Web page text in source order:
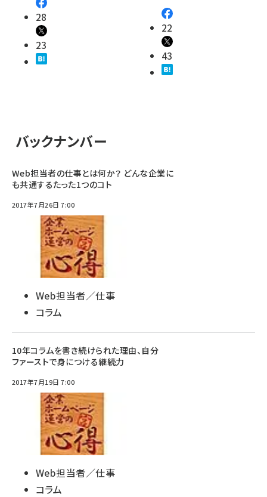
28
23
22
43
バックナンバー
Web担当者の仕事とは何か？ どんな企業に
も共通するたった1つのコト
2017年7月26日 7:00
Web担当者／仕事
コラム
10年コラムを書き続けられた理由、自分
ファーストで身につける継続力
2017年7月19日 7:00
Web担当者／仕事
コラム